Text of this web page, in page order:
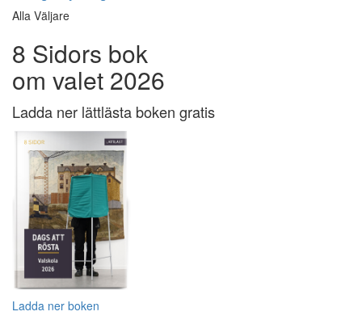
Alla Väljare
8 Sidors bok
om valet 2026
Ladda ner lättlästa boken gratis
Ladda ner boken